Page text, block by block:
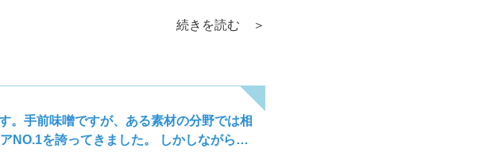
習慣も違います。まずは、じっくりと、行
続きを読む ＞
。手前味噌ですが、ある素材の分野では相
NO.1を誇ってきました。 しかしながら…